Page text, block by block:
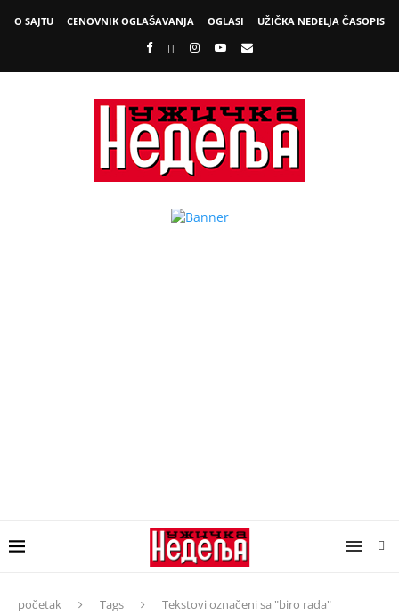
O SAJTU CENOVNIK OGLAŠAVANJA OGLASI UŽIČKA NEDELJA ČASOPIS
početak Tags Tekstovi označeni sa "biro rada"